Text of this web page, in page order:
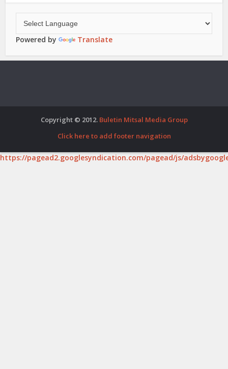
Powered by Translate
Copyright © 2012. Buletin Mitsal Media Group
Click here to add footer navigation
https://pagead2.googlesyndication.com/pagead/js/